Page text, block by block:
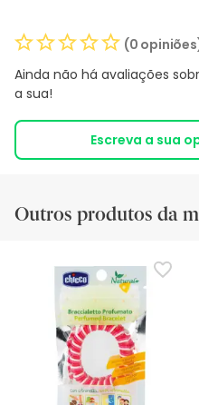
(0
Ainda não há avaliações
a sua!
Escreva a sua
Outros produtos da